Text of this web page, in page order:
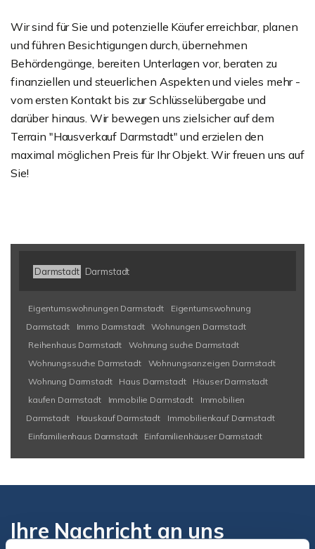
Wir sind für Sie und potenzielle Käufer erreichbar, planen
und führen Besichtigungen durch, übernehmen
Behördengänge, bereiten Unterlagen vor, beraten zu
finanziellen und steuerlichen Aspekten und vieles mehr -
vom ersten Kontakt bis zur Schlüsselübergabe und
darüber hinaus. Wir bewegen uns zielsicher auf dem
Terrain "Hausverkauf Darmstadt" und erzielen den
maximal möglichen Preis für Ihr Objekt. Wir freuen uns auf
Sie!
Darmstadt Darmstadt
Eigentumswohnungen Darmstadt
Eigentumswohnung
Darmstadt
Immo Darmstadt
Wohnungen Darmstadt
Reihenhaus Darmstadt
Wohnung suche Darmstadt
Wohnungssuche Darmstadt
Wohnungsanzeigen Darmstadt
Wohnung Darmstadt
Haus Darmstadt
Häuser Darmstadt
kaufen Darmstadt
Immobilie Darmstadt
Immobilien
Darmstadt
Hauskauf Darmstadt
Immobilienkauf Darmstadt
Einfamilienhaus Darmstadt
Einfamilienhäuser Darmstadt
Ihre Nachricht an uns